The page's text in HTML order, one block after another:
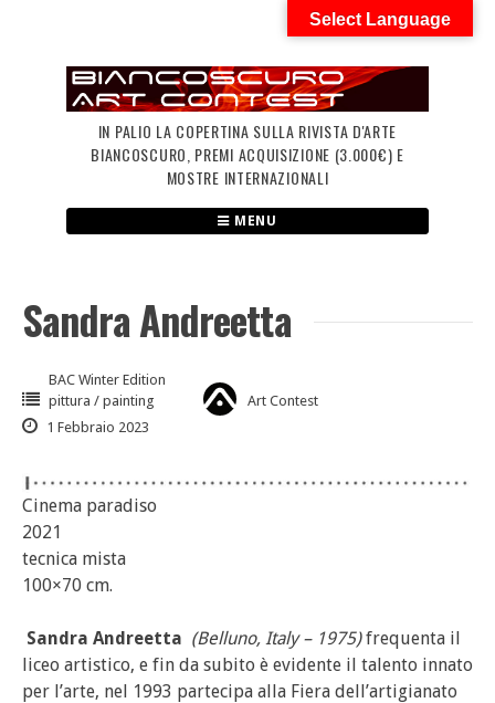
IN PALIO LA COPERTINA SULLA RIVISTA D'ARTE
BIANCOSCURO, PREMI ACQUISIZIONE (3.000€) E
MOSTRE INTERNAZIONALI
MENU
Sandra Andreetta
BAC Winter Edition
pittura / painting
Art Contest
1 Febbraio 2023
Cinema paradiso
2021
tecnica mista
100×70 cm.
Sandra Andreetta (Belluno, Italy – 1975)frequenta il
liceo artistico, e fin da subito è evidente il talento innato
per l’arte, nel 1993 partecipa alla Fiera dell’artigianato
Select Language